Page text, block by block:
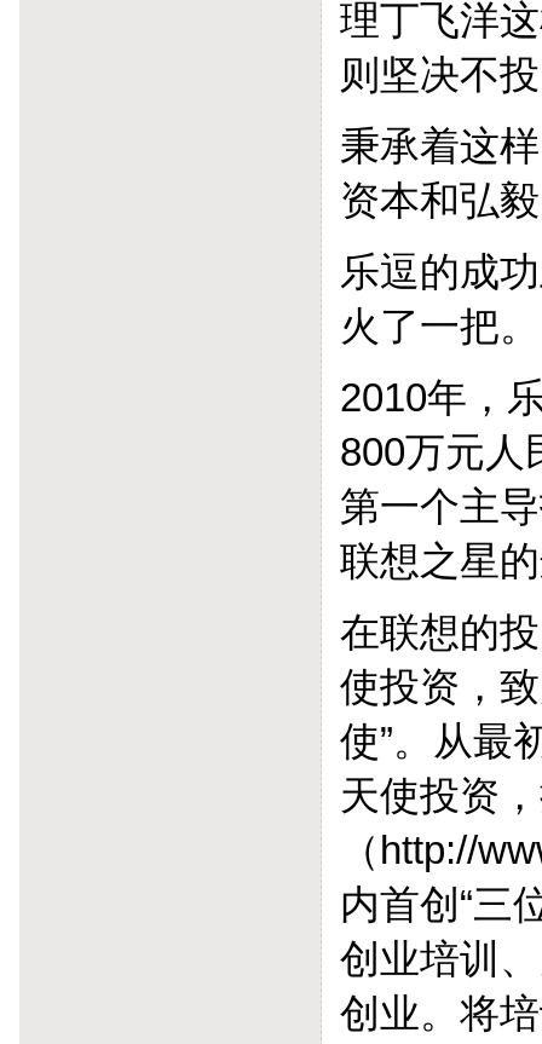
理丁飞洋
则坚决不
秉承着这
资本和弘
乐逗的成
火了一把。
2010年，
800万元人
第一个主
联想之星
在联想的
使投资，
使”。从最
天使投资
（http://
内首创“三
创业培训
创业。将